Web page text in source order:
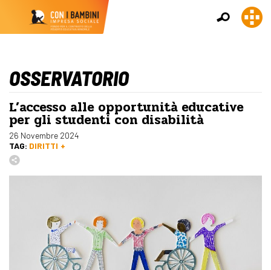
OSSERVATORIO
L’accesso alle opportunità educative
per gli studenti con disabilità
26 Novembre 2024
TAG: DIRITTI